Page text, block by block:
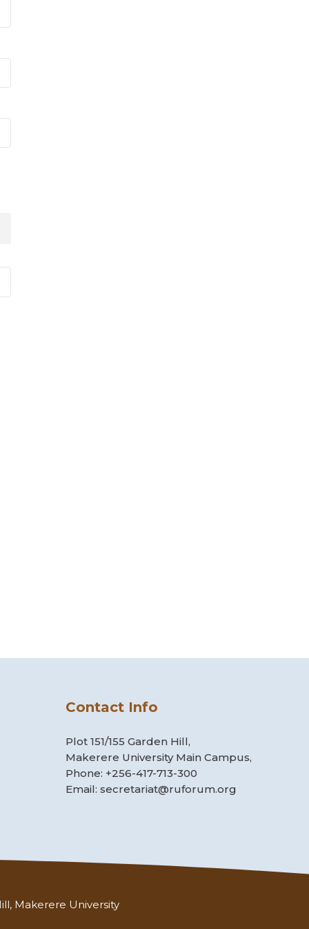
Contact Info
Plot 151/155 Garden Hill,
Makerere University Main Campus,
Phone: +256-417-713-300
Email: secretariat@ruforum.org
Makerere University